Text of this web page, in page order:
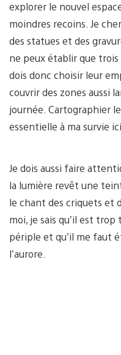
explorer le nouvel
moindres recoins. Je
des statues et des
ne peux établir que
dois donc choisir leur
couvrir des zones aussi
journée. Cartographier
essentielle à ma survie ici.
Je dois aussi faire
la lumière revêt une
le chant des criquets et
moi, je sais qu’il est
périple et qu’il me faut
l’aurore.